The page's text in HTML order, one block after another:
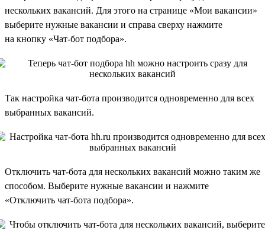
нескольких вакансий. Для этого на странице «Мои вакансии»
выберите нужные вакансии и справа сверху нажмите
на кнопку «Чат-бот подбора».
Так настройка чат-бота производится одновременно для всех
выбранных вакансий.
Отключить чат-бота для нескольких вакансий можно таким же
способом. Выберите нужные вакансии и нажмите
«Отключить чат-бота подбора».